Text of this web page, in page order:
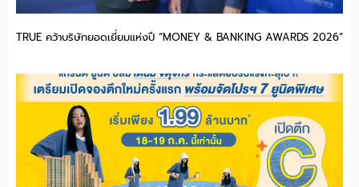
TRUE คว้าบริษัทยอดเยี่ยมแห่งปี “MONEY & BANKING AWARDS 2026”